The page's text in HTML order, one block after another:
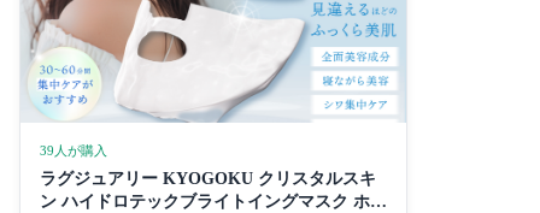
39人が購入
ラグジュアリー KYOGOKU クリスタルスキ
ン ハイドロテックブライトイングマスク ホワ